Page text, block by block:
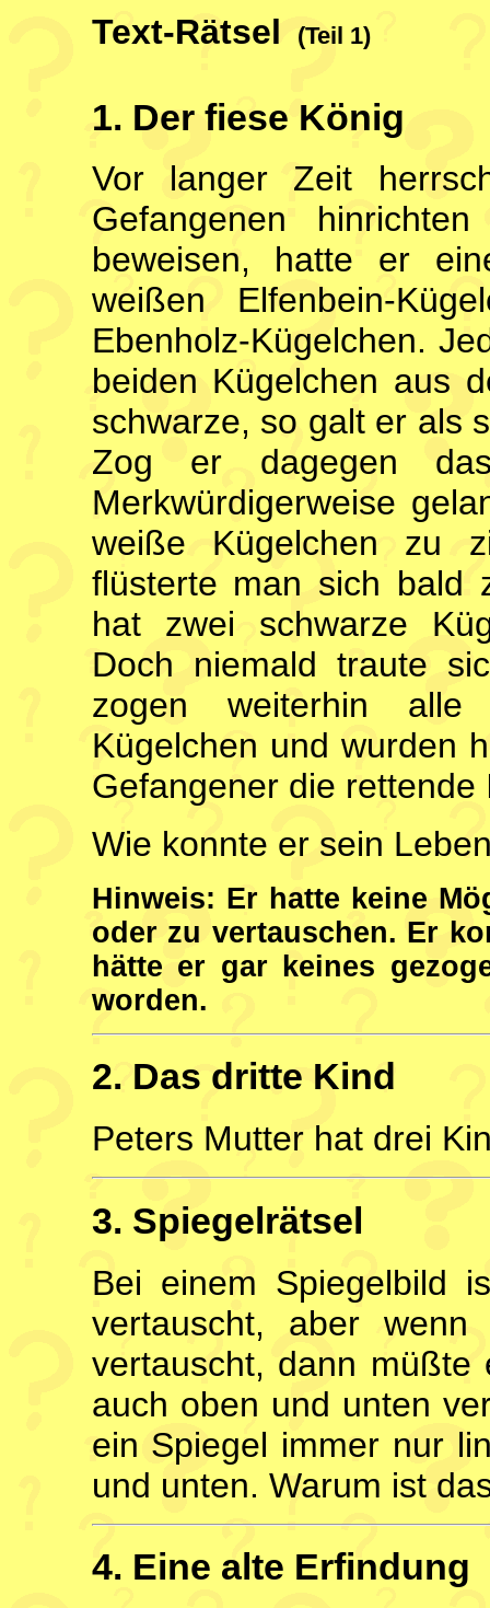
Text-Rätsel (Teil 1)
1. Der fiese König
Vor langer Zeit
Gefangenen
beweisen, hatte er
weißen Elfenbein-
Ebenholz-Kügelchen.
beiden Kügelchen aus
schwarze, so galt er als
Zog er dagegen
Merkwürdigerweise
weiße Kügelchen zu
flüsterte man sich bald
hat zwei schwarze
Doch niemald traute
zogen weiterhin alle
Kügelchen und wurden
Gefangener die rettende
Wie konnte er sein
Hinweis: Er hatte keine
oder zu vertauschen. Er
hätte er gar keines
worden.
2. Das dritte Kind
Peters Mutter hat drei
3. Spiegelrätsel
Bei einem Spiegelbild
vertauscht, aber
vertauscht, dann müßte
auch oben und unten
ein Spiegel immer nur
und unten. Warum ist
4. Eine alte Erfindung